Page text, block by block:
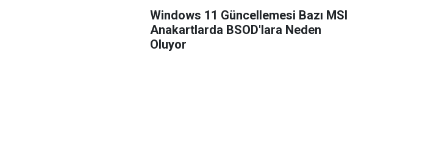
Windows 11 Güncellemesi Bazı MSI
Anakartlarda BSOD'lara Neden
Oluyor